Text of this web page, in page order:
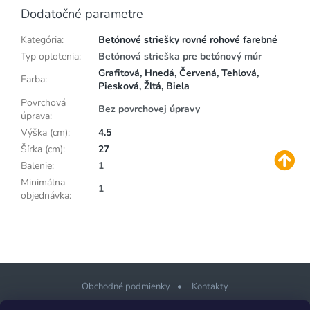
Dodatočné parametre
Kategória:
Betónové striešky rovné rohové farebné
Typ oplotenia:
Betónová strieška pre betónový múr
Farba:
Grafitová, Hnedá, Červená, Tehlová,
Piesková, Žltá, Biela
Povrchová
úprava:
Bez povrchovej úpravy
Výška (cm):
4.5
Šírka (cm):
27
Balenie:
1
Minimálna
objednávka:
1
Obchodné podmienky Kontakty